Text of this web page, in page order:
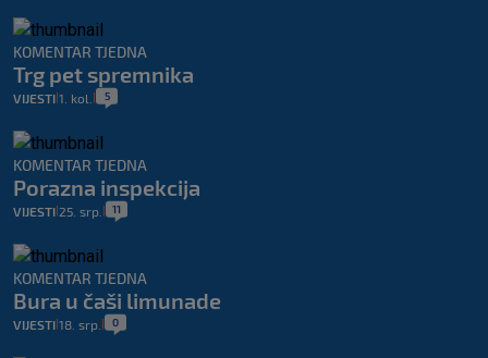
KOMENTAR TJEDNA
Trg pet spremnika
VIJESTI 1. kol. 5
KOMENTAR TJEDNA
Porazna inspekcija
VIJESTI 25. srp. 11
KOMENTAR TJEDNA
Bura u čaši limunade
VIJESTI 18. srp. 0